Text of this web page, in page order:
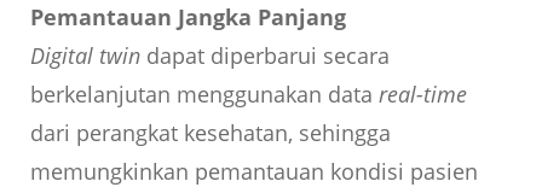
Pemantauan Jangka Panjang
Digital twindapat diperbarui secara
berkelanjutan menggunakan data real-time
dari perangkat kesehatan, sehingga
memungkinkan pemantauan kondisi pasien